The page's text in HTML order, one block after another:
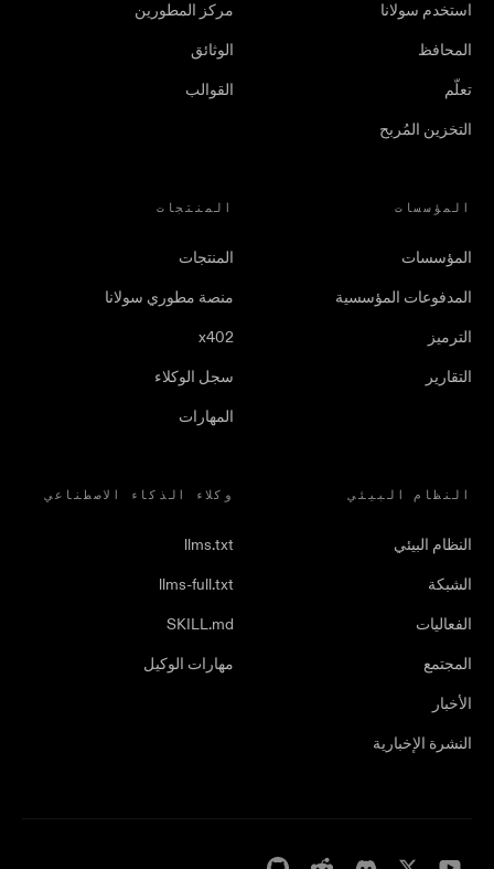
استخدم سولانا
المحافظ
تعلّم
التخزين المُربح
مركز المطورين
الوثائق
القوالب
المؤسسات
المؤسسات
المدفوعات المؤسسية
الترميز
التقارير
المنتجات
المنتجات
منصة مطوري سولانا
x402
سجل الوكلاء
المهارات
النظام البيئي
النظام البيئي
الشبكة
الفعاليات
المجتمع
الأخبار
النشرة الإخبارية
وكلاء الذكاء الاصطناعي
llms.txt
llms-full.txt
SKILL.md
مهارات الوكيل